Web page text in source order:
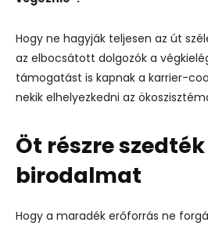
Hogy ne hagyják teljesen az út
az elbocsátott dolgozók a
támogatást is kapnak a karrier-
nekik elhelyezkedni az
Öt részre
birodalmat
Hogy a maradék erőforrás ne